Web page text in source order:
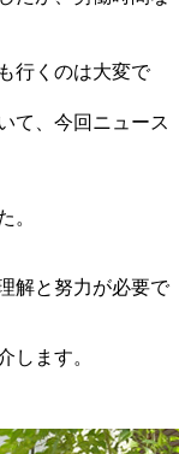
行くのは大変で
て、今回ニュース
。
解と努力が必要で
します。